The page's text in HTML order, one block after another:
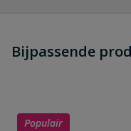
dit
Schrijf zelf een
Uw waardering:
Bijpassende
Populair